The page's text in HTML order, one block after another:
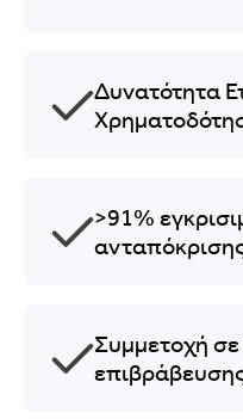
Δυνατότητα
>91%
Συμμετοχή